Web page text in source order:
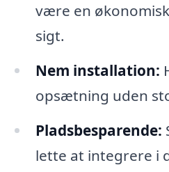
være en
sigt.
Nem installation:
opsætning uden
Pladsbesparende:
lette at integrere i